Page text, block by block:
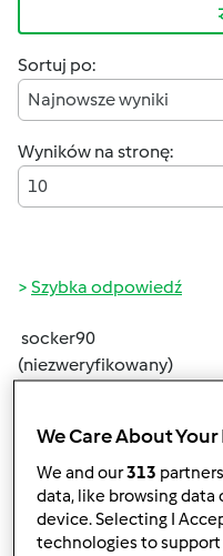
Sortuj po:
Najnowsze wyniki
Wyników na stronę:
10
Szybka odpowiedź
socker90
(niezweryfikowany)
pt., 03/06/2020 - 08:56
We Care About
We and our313
data, like browsing
device. Selecting I
technologies to